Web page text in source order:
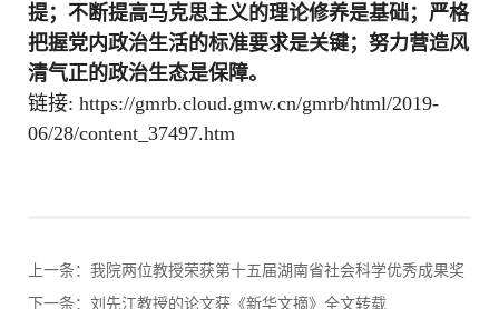
提；不断提高马克思主义的理论修养是基础；严格
把握党内政治生活的标准要求是关键；努力营造风
清气正的政治生态是保障。
链接:https://gmrb.cloud.gmw.cn/gmrb/html/2019-
06/28/content_37497.htm
上一条：我院两位教授荣获第十五届湖南省社会科学优秀成果奖
下一条：刘先江教授的论文获《新华文摘》全文转载